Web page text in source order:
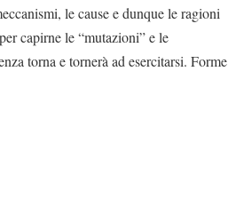
le cause e dunque le ragioni
capirne le “mutazioni” e le
torna e tornerà ad esercitarsi. Forme